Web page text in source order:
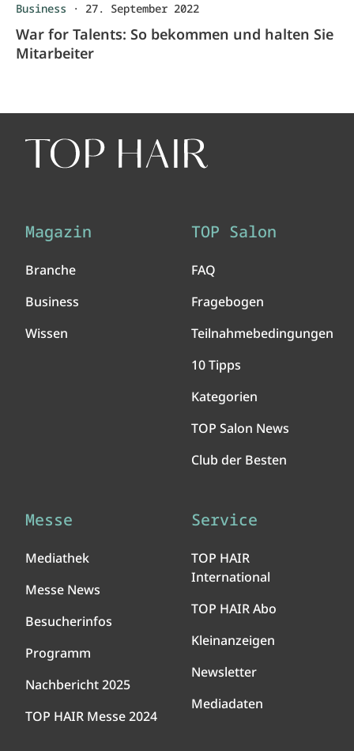
Business · 27. September 2022
War for Talents: So bekommen und halten Sie
Mitarbeiter
Magazin
Branche
Business
Wissen
TOP Salon
FAQ
Fragebogen
Teilnahmebedingungen
10 Tipps
Kategorien
TOP Salon News
Club der Besten
Messe
Mediathek
Messe News
Besucherinfos
Programm
Nachbericht 2025
TOP HAIR Messe 2024
Service
TOP HAIR
International
TOP HAIR Abo
Kleinanzeigen
Newsletter
Mediadaten